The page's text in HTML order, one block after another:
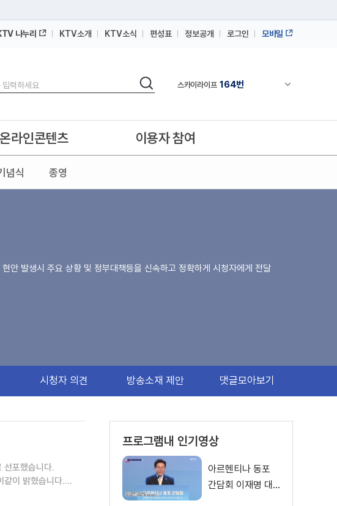
나누리 KTV소개 KTV소식 편성표 정보공개 로그인 모바일
검색 채널안내 펼쳐
IPTV(KT, SKB, LGU+)
IPTV(KT, SKB, LGU+)
념식 종영
온라인콘텐츠 이용자 참여
안 발생시 주요 상황 및 정부대책등을 신속하고 정확하게 시청자에게 전달
시청자 의견 방송소재 제안 댓글모아보기
선포했습니다.
같이 밝혔습니다.
프로그램내 인기영상
아르헨티나 동포
간담회 이재명 대